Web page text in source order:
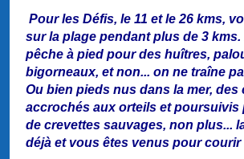
Pour les Défis, le 11 et le 26 kms,
sur la plage pendant plus de 3 kms.
pêche à pied pour des huîtres,
bigorneaux, et non... on ne traîne
Ou bien pieds nus dans la mer, des
accrochés aux orteils et poursuivis
de crevettes sauvages, non plus...
déjà et vous êtes venus pour courir